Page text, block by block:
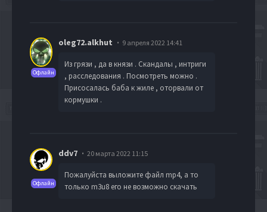
Офлайн
oleg72.alkhut 9 апреля 2022 14:41
Из грязи , да в князи . Скандалы , интриги
, расследования . Посмотреть можно .
Присосалась баба к жиле , оторвали от
кормушки .
Офлайн
ddv7 20 марта 2022 11:15
Пожалуйста выложите файл mp4, а то
только m3u8 его не возможно скачать